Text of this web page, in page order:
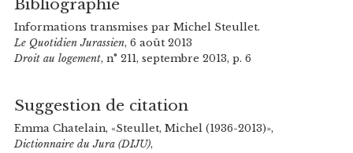
Informations transmises par Michel Steullet.
Le Quotidien Jurassien, 6 août 2013
Droit au logement, n° 211, septembre 2013, p. 6
Suggestion de citation
Emma Chatelain, «Steullet, Michel (1936-2013)»,
Dictionnaire du Jura (DIJU),